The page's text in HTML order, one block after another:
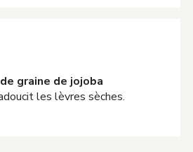
graine de jojoba
les lèvres sèches.